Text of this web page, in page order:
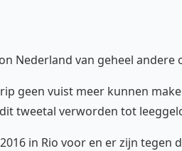
Nederland van geheel andere
geen vuist meer kunnen
tweetal verworden tot
in Rio voor en er zijn tegen